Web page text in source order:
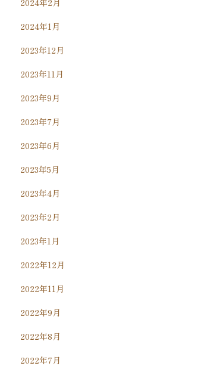
2024年2月
2024年1月
2023年12月
2023年11月
2023年9月
2023年7月
2023年6月
2023年5月
2023年4月
2023年2月
2023年1月
2022年12月
2022年11月
2022年9月
2022年8月
2022年7月